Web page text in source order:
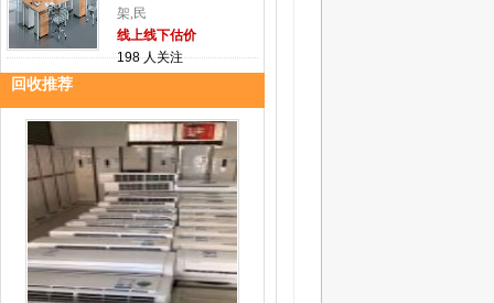
架,民
线上线下估价
198 人关注
回收推荐